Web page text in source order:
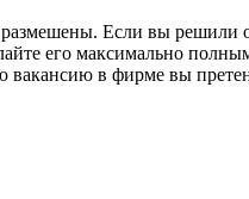
Если вы решили
его максимально
вакансию в фирме вы